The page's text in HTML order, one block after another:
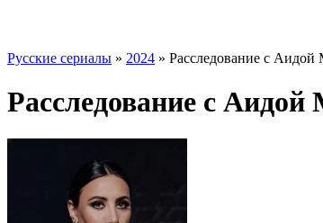
Русские сериалы » 2024 » Расследование с Аидой
Расследование с